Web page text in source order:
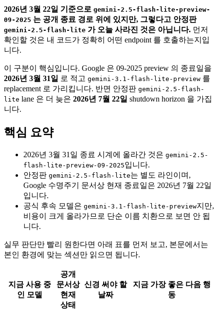
2026년 3월 22일 기준으로 gemini-2.5-flash-lite-preview-
09-2025 는 공개 종료 경로 위에 있지만, 그렇다고 안정판
gemini-2.5-flash-lite 가 오늘 사라진 것은 아닙니다. 먼저
확인할 것은 내 코드가 정확히 어떤 endpoint 를 호출하는지입
니다.
이 구분이 핵심입니다. Google 은 09-2025 preview 의 종료일을
2026년 3월 31일 로 적고 gemini-3.1-flash-lite-preview 를
replacement 로 가리킵니다. 반면 안정판 gemini-2.5-flash-
lite lane 은 더 늦은 2026년 7월 22일 shutdown horizon 을 가집
니다.
핵심 요약
2026년 3월 31일 종료 시계에 올라간 것은 gemini-2.5-
flash-lite-preview-09-2025입니다.
안정판 gemini-2.5-flash-lite는 별도 라인이며,
Google 수명주기 문서상 현재 종료일은 2026년 7월 22일
입니다.
공식 후속 모델은 gemini-3.1-flash-lite-preview지만,
비용이 크게 올라가므로 단순 이름 치환으로 보면 안 됩
니다.
실무 판단만 빨리 원한다면 아래 표를 먼저 보고, 본문에서는
본인 환경에 맞는 섹션만 읽으면 됩니다.
지금 사용 중
인 모델
공개
문서상
현재
상태
신경 써야 할
날짜
지금 가장 좋은 다음 행
동